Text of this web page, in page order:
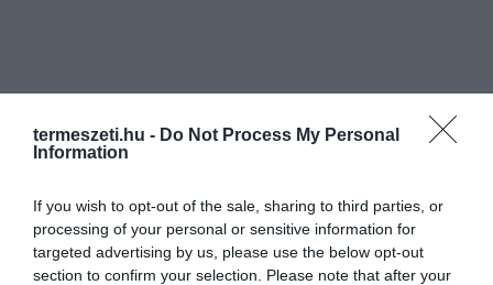
termeszeti.hu - Do Not Process My Personal
Information
If you wish to opt-out of the sale, sharing to third parties, or
processing of your personal or sensitive information for
targeted advertising by us, please use the below opt-out
section to confirm your selection. Please note that after your